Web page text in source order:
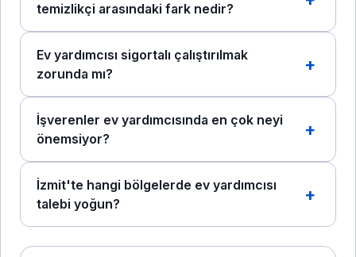
temizlikçi arasındaki fark nedir?
Ev yardımcısı sigortalı çalıştırılmak
zorunda mı?
İşverenler ev yardımcısında en çok neyi
önemsiyor?
İzmit'te hangi bölgelerde ev yardımcısı
talebi yoğun?